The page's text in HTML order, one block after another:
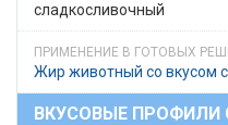
сладкосливочный
Жир животный со вкусом
ВКУСОВЫЕ ПРОФИЛИ